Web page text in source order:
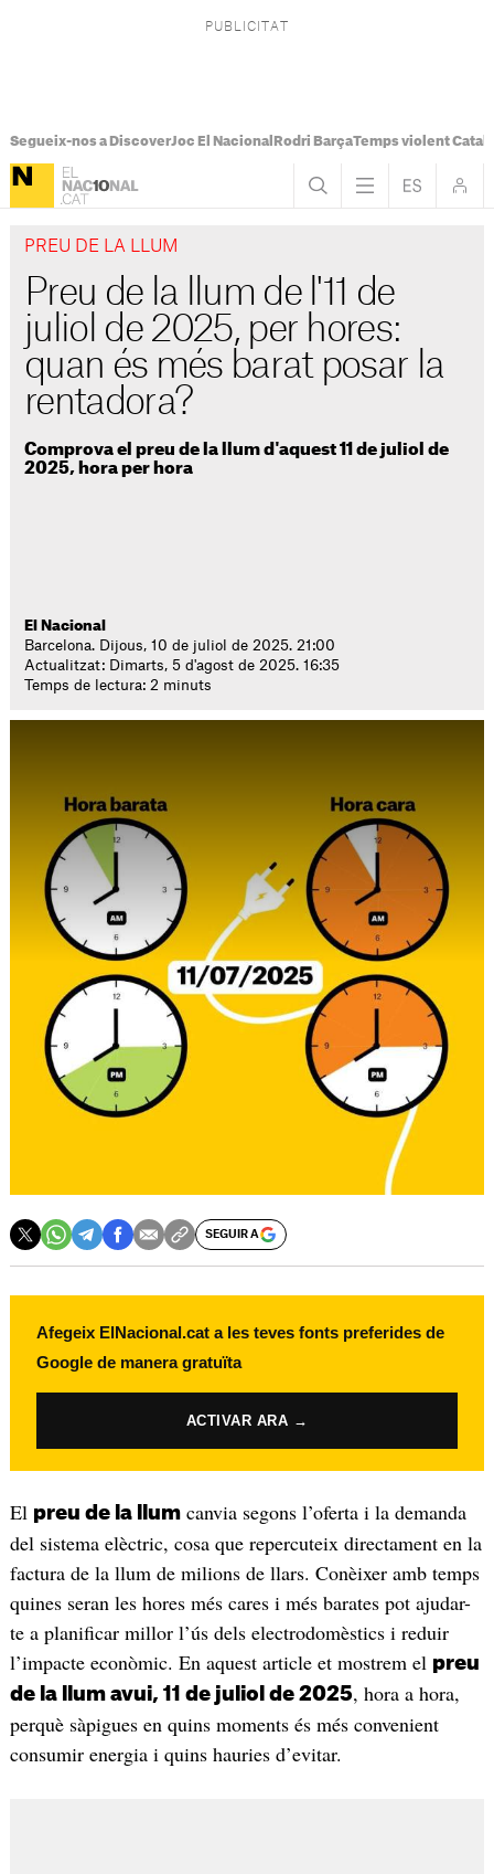
Segueix-nos a DiscoverJoc El Nacional Rodri BarçaTemps violent
PREU DE LA LLUM
Preu de la llum de l'11 de
juliol de 2025, per hores:
quan és més barat posar la
rentadora?
Comprova el preu de la llum d'aquest 11 de juliol de
2025, hora per hora
El Nacional
Barcelona. Dijous, 10 de juliol de 2025. 21:00
Actualitzat: Dimarts, 5 d'agost de 2025. 16:35
Temps de lectura: 2 minuts
SEGUIR A
Afegeix ElNacional.cat a les teves fonts preferides de
Google de manera gratuïta
ACTIVAR ARA →
El preu de la llumcanvia segons l’oferta i la demanda
del sistema elèctric, cosa que repercuteix directament en la
factura de la llum de milions de llars. Conèixer amb temps
quines seran les hores més cares i més barates pot ajudar-
te a planificar millor l’ús dels electrodomèstics i reduir
l’impacte econòmic. En aquest article et mostrem el preu
de la llum avui, 11 de juliol de 2025, hora a hora,
perquè sàpigues en quins moments és més convenient
consumir energia i quins hauries d’evitar.